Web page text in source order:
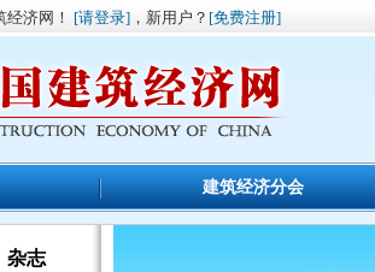
济网！ [请登录] ，新用户？ [免费注册]
建筑经济分会
杂志